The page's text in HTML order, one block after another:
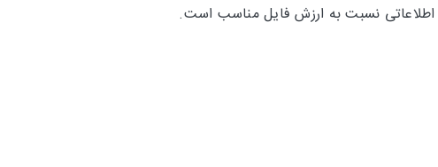
اطلاعاتی نسبت به ارزش فایل مناسب است.